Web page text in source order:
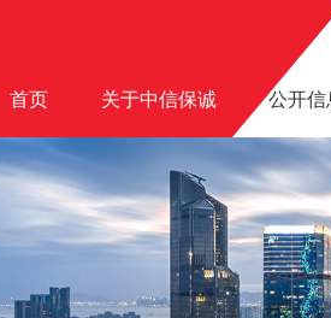
首页 关于中信保诚 公开信